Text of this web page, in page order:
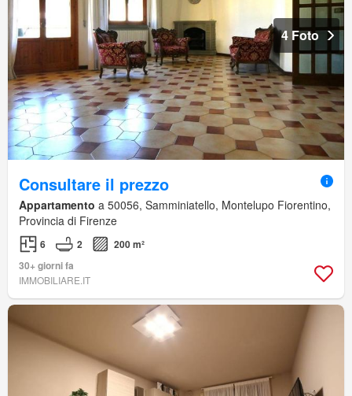
4 Foto
Consultare il prezzo
Appartamento a 50056, Samminiatello, Montelupo Fiorentino,
Provincia di Firenze
6 2
200 m²
30+ giorni fa
IMMOBILIARE.IT